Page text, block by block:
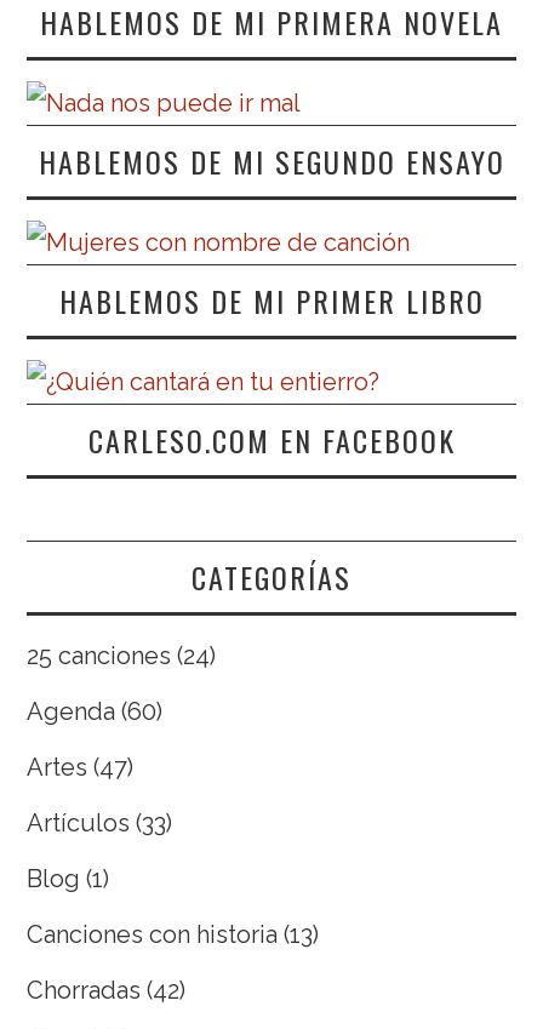
HABLEMOS DE MI PRIMERA NOVELA
HABLEMOS DE MI SEGUNDO ENSAYO
HABLEMOS DE MI PRIMER LIBRO
CARLESO.COM EN FACEBOOK
CATEGORÍAS
25 canciones (24)
Agenda (60)
Artes (47)
Artículos (33)
Blog (1)
Canciones con historia (13)
Chorradas (42)